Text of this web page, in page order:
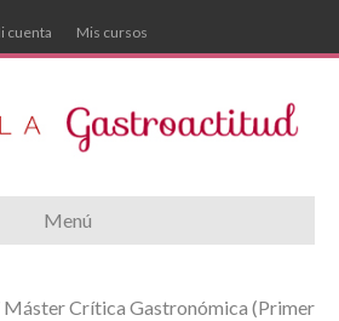
cuenta Mis cursos
Menú
Máster Crítica Gastronómica (Primer